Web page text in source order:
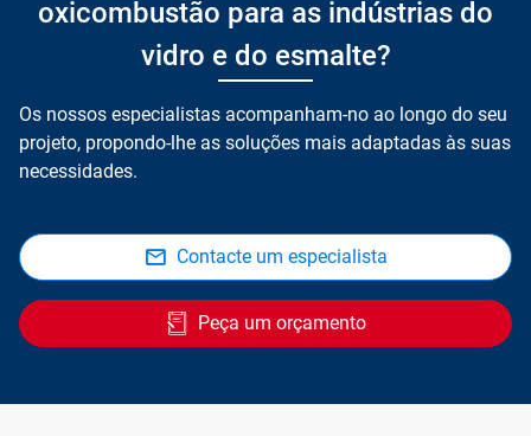
oxicombustão para as indústrias do
vidro e do esmalte?
Os nossos especialistas acompanham-no ao longo do seu
projeto, propondo-lhe as soluções mais adaptadas às suas
necessidades.
Contacte um especialista
Peça um orçamento